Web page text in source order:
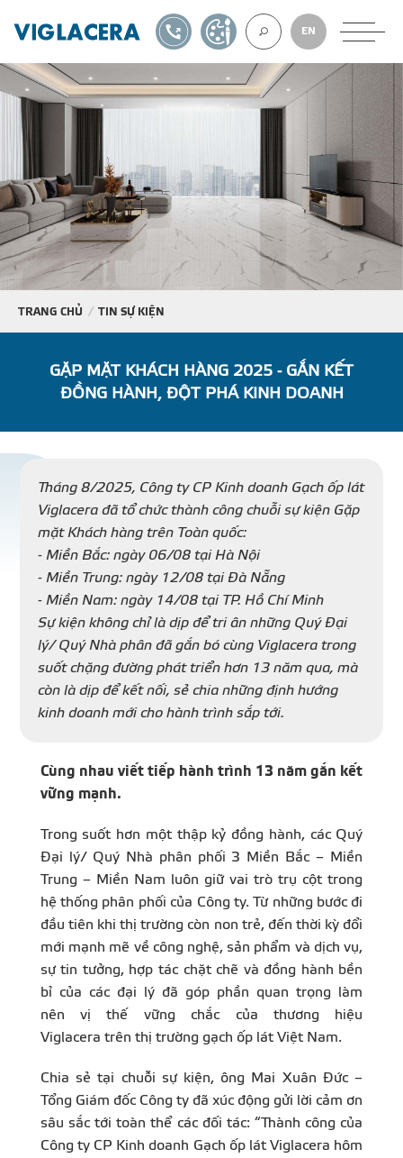
VỀ CHÚNG
GẠCH ỐP LÁT
BÊ TÔNG KHÍ
XUẤT KHẨU
DỰ
KÊNH PHÂN
TIN SỰ KIỆN
TIN CHUYÊN MÔN
LIÊN HỆ - TƯ
EN
1900561582TỰ THIẾT KẾ
TRANG CHỦ TIN SỰ KIỆN
GẶP MẶT KHÁCH HÀNG 2025 - GẮN KẾT
ĐỒNG HÀNH, ĐỘT PHÁ KINH DOANH
Tháng 8/2025, Công ty CP Kinh doanh Gạch ốp lát
Viglacera đã tổ chức thành công chuỗi sự kiện Gặp
mặt Khách hàng trên Toàn quốc:
- Miền Bắc: ngày 06/08 tại Hà Nội
- Miền Trung: ngày 12/08 tại Đà Nẵng
- Miền Nam: ngày 14/08 tại TP. Hồ Chí Minh
Sự kiện không chỉ là dịp để tri ân những Quý Đại
lý/ Quý Nhà phân đã gắn bó cùng Viglacera trong
suốt chặng đường phát triển hơn 13 năm qua, mà
còn là dịp để kết nối, sẻ chia những định hướng
kinh doanh mới cho hành trình sắp tới.
Cùng nhau viết tiếp hành trình 13 năm gắn kết
vững mạnh.
Trong suốt hơn một thập kỷ đồng hành, các Quý
Đại lý/ Quý Nhà phân phối 3 Miền Bắc – Miền
Trung – Miền Nam luôn giữ vai trò trụ cột trong
hệ thống phân phối của Công ty. Từ những bước đi
đầu tiên khi thị trường còn non trẻ, đến thời kỳ đổi
mới mạnh mẽ về công nghệ, sản phẩm và dịch vụ,
sự tin tưởng, hợp tác chặt chẽ và đồng hành bền
bỉ của các đại lý đã góp phần quan trọng làm
nên vị thế vững chắc của thương hiệu
Viglacera trên thị trường gạch ốp lát Việt Nam.
Chia sẻ tại chuỗi sự kiện, ông Mai Xuân Đức –
Tổng Giám đốc Công ty đã xúc động gửi lời cảm ơn
sâu sắc tới toàn thể các đối tác: “Thành công của
Công ty CP Kinh doanh Gạch ốp lát Viglacera hôm